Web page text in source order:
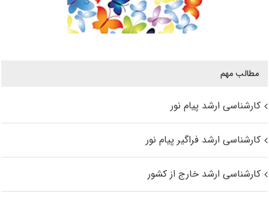
مطالب مهم
کارشناسی ارشد پیام نور
کارشناسی ارشد فراگیر پیام نور
کارشناسی ارشد خارج از کشور